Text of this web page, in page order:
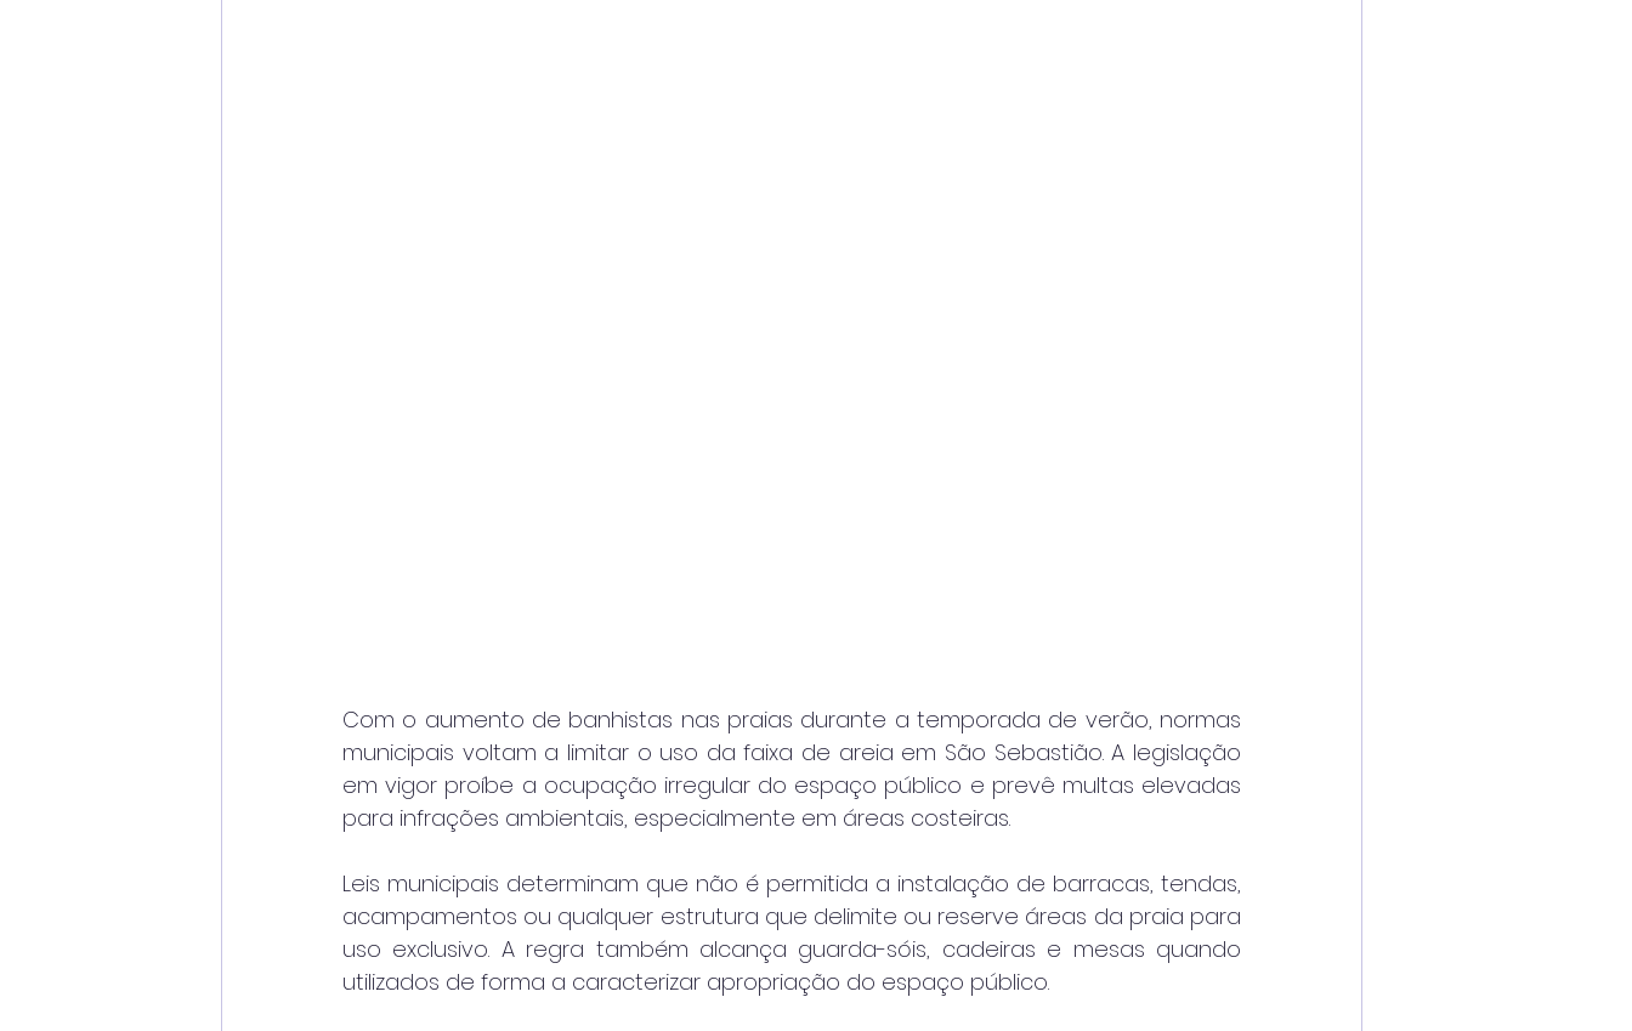
Com o aumento de banhistas nas praias durante a temporada de verão, normas
municipais voltam a limitar o uso da faixa de areia em São Sebastião. A legislação
em vigor proíbe a ocupação irregular do espaço público e prevê multas elevadas
para infrações ambientais, especialmente em áreas costeiras.
Leis municipais determinam que não é permitida a instalação de barracas, tendas,
acampamentos ou qualquer estrutura que delimite ou reserve áreas da praia para
uso exclusivo. A regra também alcança guarda-sóis, cadeiras e mesas quando
utilizados de forma a caracterizar apropriação do espaço público.